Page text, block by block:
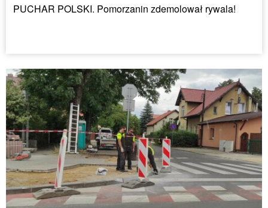
PUCHAR POLSKI. Pomorzanin zdemolował rywala!